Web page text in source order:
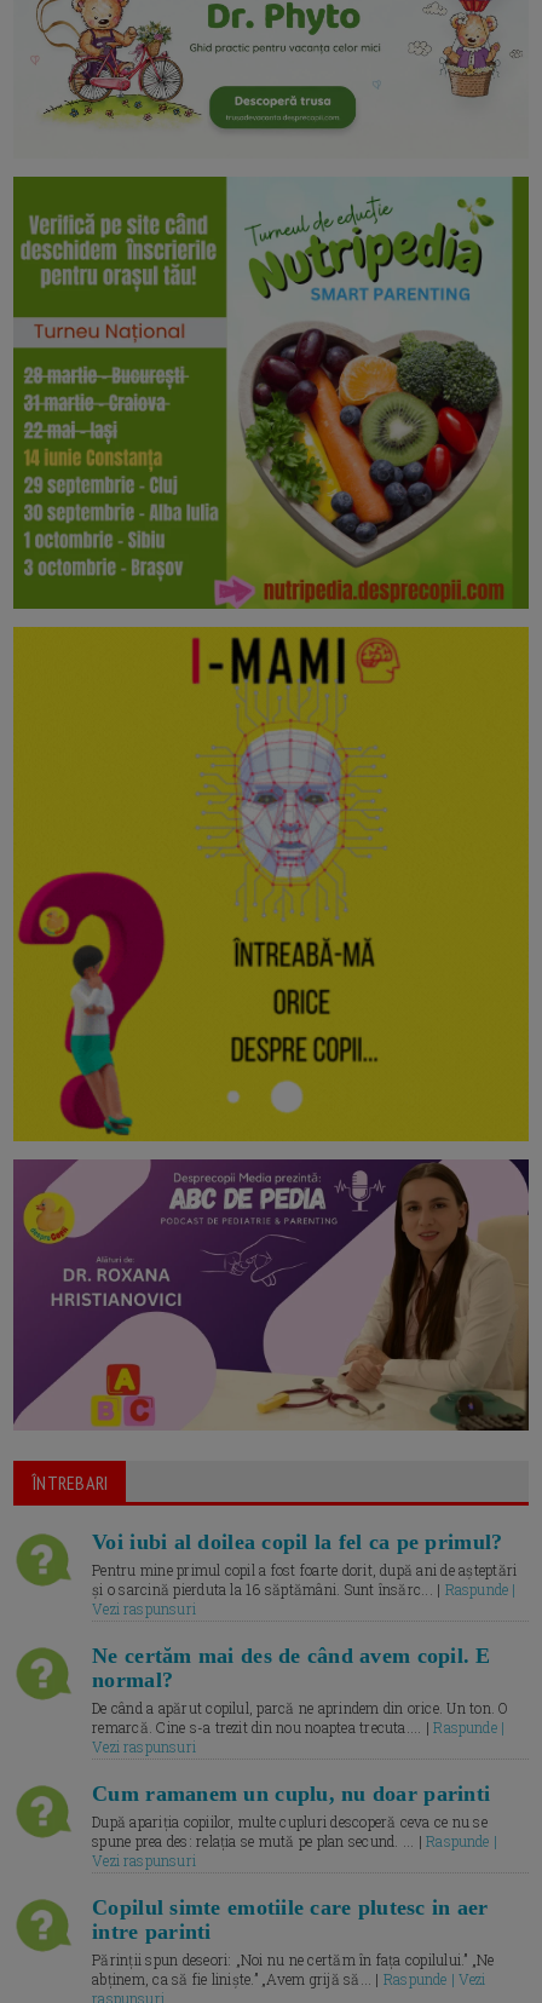
ÎNTREBARI
Voi iubi al doilea copil la fel ca pe primul?
Pentru mine primul copil a fost foarte dorit, după ani de așteptări
și o sarcină pierduta la 16 săptămâni. Sunt însărc... | Raspunde |
Vezi raspunsuri
Ne certăm mai des de când avem copil. E
normal?
De când a apărut copilul, parcă ne aprindem din orice. Un ton. O
remarcă. Cine s-a trezit din nou noaptea trecuta.... |Raspunde |
Vezi raspunsuri
Cum ramanem un cuplu, nu doar parinti
După apariția copiilor, multe cupluri descoperă ceva ce nu se
spune prea des: relația se mută pe plan secund. ... |Raspunde |
Vezi raspunsuri
Copilul simte emotiile care plutesc in aer
intre parinti
Părinții spun deseori: „Noi nu ne certăm în fața copilului.” „Ne
abținem, ca să fie liniște.” „Avem grijă să... | Raspunde | Vezi
raspunsuri